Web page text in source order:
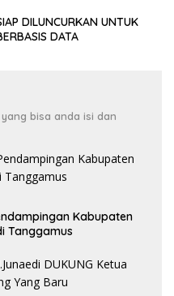
DILUNCURKAN UNTUK
DATA
bisa anda isi dan
Kabupaten
Tanggamus